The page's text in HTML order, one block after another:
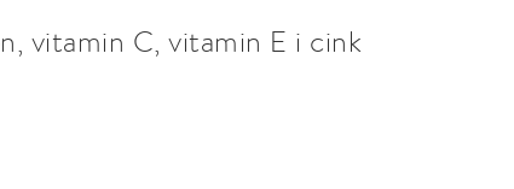
vitamin C, vitamin E i cink